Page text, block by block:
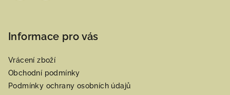
Informace pro vás
Vrácení zboží
Obchodní podmínky
Podmínky ochrany osobních údajů